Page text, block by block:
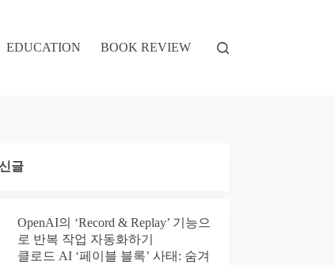
EDUCATION BOOK REVIEW
글
OpenAI의 ‘Record & Replay’ 기능으
로 반복 작업 자동화하기
클로드 AI ‘페이블 블록’ 사태: 숨겨